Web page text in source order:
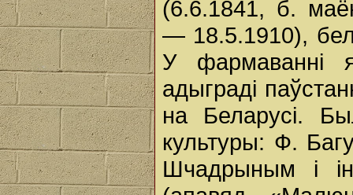
(6.6.1841, б.
— 18.5.1910),
У фармаванні
адыграді
на Беларусі.
культуры: Ф.
Шчадрыным і